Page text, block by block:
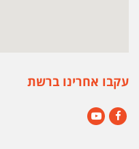
עקבו אחרינו ברשת